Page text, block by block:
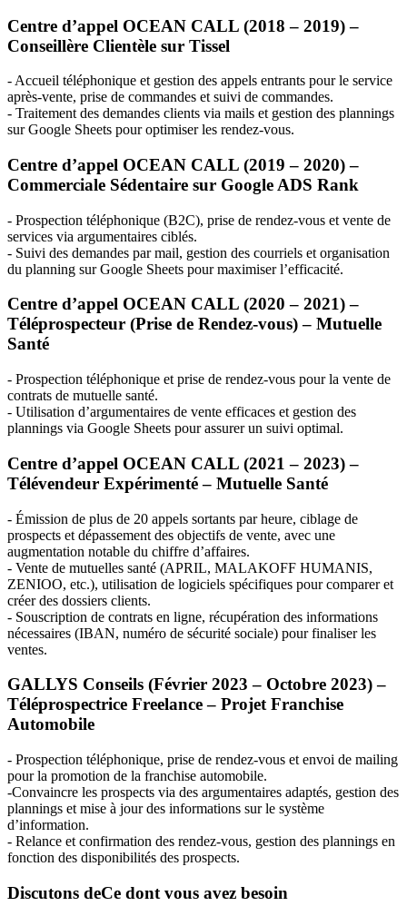
Centre d’appel OCEAN CALL (2018 – 2019) –
Conseillère Clientèle sur Tissel
- Accueil téléphonique et gestion des appels entrants pour le service
après-vente, prise de commandes et suivi de commandes.
- Traitement des demandes clients via mails et gestion des plannings
sur Google Sheets pour optimiser les rendez-vous.
Centre d’appel OCEAN CALL (2019 – 2020) –
Commerciale Sédentaire sur Google ADS Rank
- Prospection téléphonique (B2C), prise de rendez-vous et vente de
services via argumentaires ciblés.
- Suivi des demandes par mail, gestion des courriels et organisation
du planning sur Google Sheets pour maximiser l’efficacité.
Centre d’appel OCEAN CALL (2020 – 2021) –
Téléprospecteur (Prise de Rendez-vous) – Mutuelle
Santé
- Prospection téléphonique et prise de rendez-vous pour la vente de
contrats de mutuelle santé.
- Utilisation d’argumentaires de vente efficaces et gestion des
plannings via Google Sheets pour assurer un suivi optimal.
Centre d’appel OCEAN CALL (2021 – 2023) –
Télévendeur Expérimenté – Mutuelle Santé
- Émission de plus de 20 appels sortants par heure, ciblage de
prospects et dépassement des objectifs de vente, avec une
augmentation notable du chiffre d’affaires.
- Vente de mutuelles santé (APRIL, MALAKOFF HUMANIS,
ZENIOO, etc.), utilisation de logiciels spécifiques pour comparer et
créer des dossiers clients.
- Souscription de contrats en ligne, récupération des informations
nécessaires (IBAN, numéro de sécurité sociale) pour finaliser les
ventes.
GALLYS Conseils (Février 2023 – Octobre 2023) –
Téléprospectrice Freelance – Projet Franchise
Automobile
- Prospection téléphonique, prise de rendez-vous et envoi de mailing
pour la promotion de la franchise automobile.
-Convaincre les prospects via des argumentaires adaptés, gestion des
plannings et mise à jour des informations sur le système
d’information.
- Relance et confirmation des rendez-vous, gestion des plannings en
fonction des disponibilités des prospects.
Discutons deCe dont vous avez besoin